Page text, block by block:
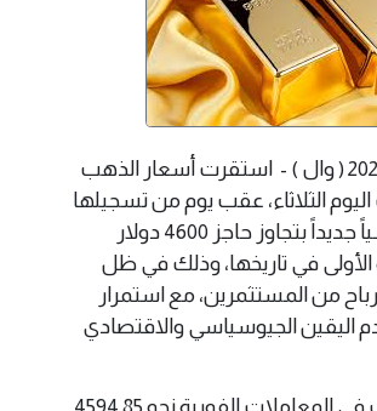
لندن 13 يناير 2026 ( وال ) - استقرت أسعار الذهب
الثلاثاء، عقب يوم من تسجيلها
مستوى قياسياً جديداً بتجاوز حاجز 4600 دولار
الأولى في تاريخها، وذلك في ظل
من المستثمرين، مع استمرار
اليقين الجيوسياسي والاقتصادي